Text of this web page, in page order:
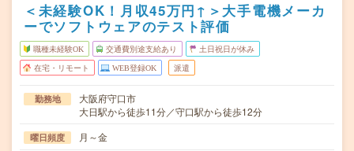
＜未経験OK！月収45万円↑＞大手電機メーカ
ーでソフトウェアのテスト評価
職種未経験OK 交通費別途支給あり 土日祝日が休み
在宅・リモート WEB登録OK 派遣
勤務地
大阪府守口市
大日駅から徒歩11分／守口駅から徒歩12分
曜日頻度 月～金